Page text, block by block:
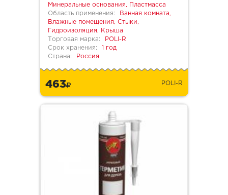
Минеральные основания, Пластмасса
Область применения:
Ванная комната,
Влажные помещения, Стыки,
Гидроизоляция, Крыша
Торговая марка:
POLI-R
Срок хранения:
1 год
Страна:
Россия
463 POLI-R